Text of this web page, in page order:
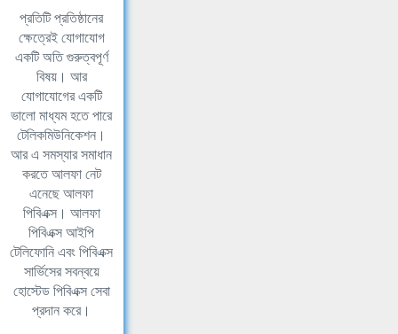
প্রতিটি প্রতিষ্ঠানের
ক্ষেত্রেই যোগাযোগ
একটি অতি গুরুত্বপূর্ণ
বিষয়। আর
যোগাযোগের একটি
ভালো মাধ্যম হতে পারে
টেলিকমিউনিকেশন।
আর এ সমস্যার সমাধান
করতে আলফা নেট
এনেছে আলফা
পিবিএক্স। আলফা
পিবিএক্স আইপি
টেলিফোনি এবং পিবিএক্স
সার্ভিসের সবন্বয়ে
হোস্টেড পিবিএক্স সেবা
প্রদান করে।